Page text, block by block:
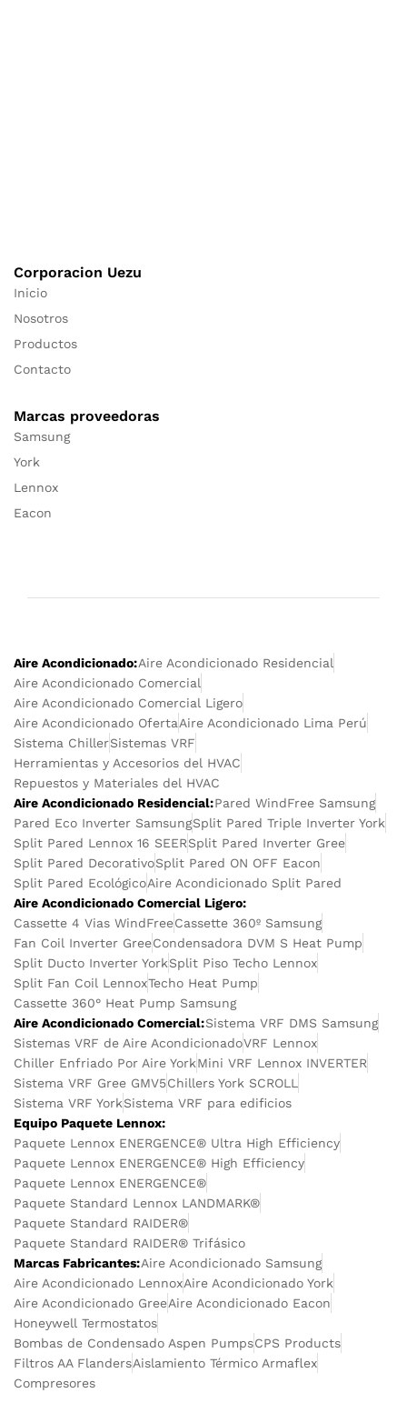
Corporacion Uezu
Inicio
Nosotros
Productos
Contacto
Marcas proveedoras
Samsung
York
Lennox
Eacon
Aire Acondicionado:Aire Acondicionado Residencial
Aire Acondicionado Comercial
Aire Acondicionado Comercial Ligero
Aire Acondicionado OfertaAire Acondicionado Lima Perú
Sistema ChillerSistemas VRF
Herramientas y Accesorios del HVAC
Repuestos y Materiales del HVAC
Aire Acondicionado Residencial:Pared WindFree Samsung
Pared Eco Inverter SamsungSplit Pared Triple Inverter York
Split Pared Lennox 16 SEERSplit Pared Inverter Gree
Split Pared DecorativoSplit Pared ON OFF Eacon
Split Pared EcológicoAire Acondicionado Split Pared
Aire Acondicionado Comercial Ligero:
Cassette 4 Vias WindFreeCassette 360º Samsung
Fan Coil Inverter GreeCondensadora DVM S Heat Pump
Split Ducto Inverter YorkSplit Piso Techo Lennox
Split Fan Coil LennoxTecho Heat Pump
Cassette 360° Heat Pump Samsung
Aire Acondicionado Comercial:Sistema VRF DMS Samsung
Sistemas VRF de Aire AcondicionadoVRF Lennox
Chiller Enfriado Por Aire YorkMini VRF Lennox INVERTER
Sistema VRF Gree GMV5Chillers York SCROLL
Sistema VRF YorkSistema VRF para edificios
Equipo Paquete Lennox:
Paquete Lennox ENERGENCE® Ultra High Efficiency
Paquete Lennox ENERGENCE® High Efficiency
Paquete Lennox ENERGENCE®
Paquete Standard Lennox LANDMARK®
Paquete Standard RAIDER®
Paquete Standard RAIDER® Trifásico
Marcas Fabricantes:Aire Acondicionado Samsung
Aire Acondicionado LennoxAire Acondicionado York
Aire Acondicionado GreeAire Acondicionado Eacon
Honeywell Termostatos
Bombas de Condensado Aspen PumpsCPS Products
Filtros AA FlandersAislamiento Térmico Armaflex
Compresores